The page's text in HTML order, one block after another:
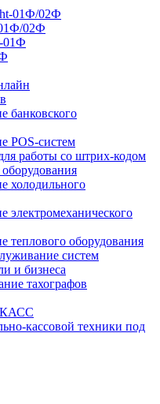
01Ф/02Ф
02Ф
банковского
POS-систем
работы со штрих-кодом
холодильного
электромеханического
теплового оборудования
систем
и бизнеса
тахографов
кассовой техники под